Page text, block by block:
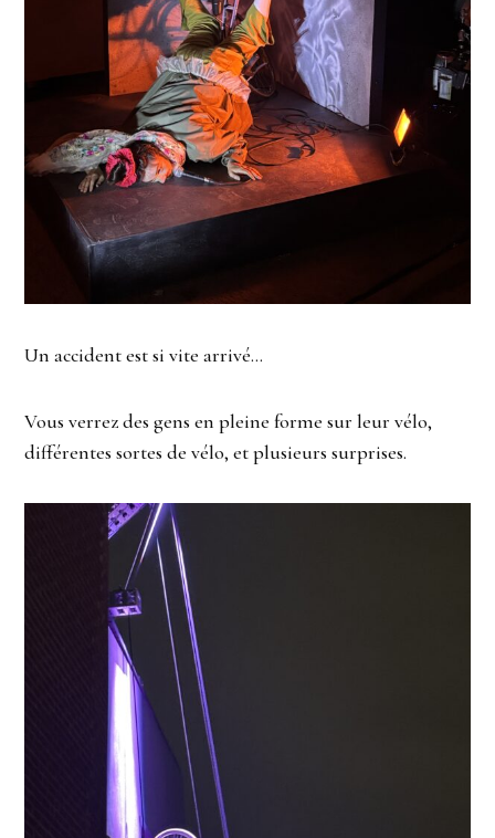
Un accident est si vite arrivé…
Vous verrez des gens en pleine forme sur leur vélo,
différentes sortes de vélo, et plusieurs surprises.